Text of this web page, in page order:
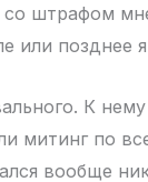
штрафом
или позднее
К
митинг по
вообще